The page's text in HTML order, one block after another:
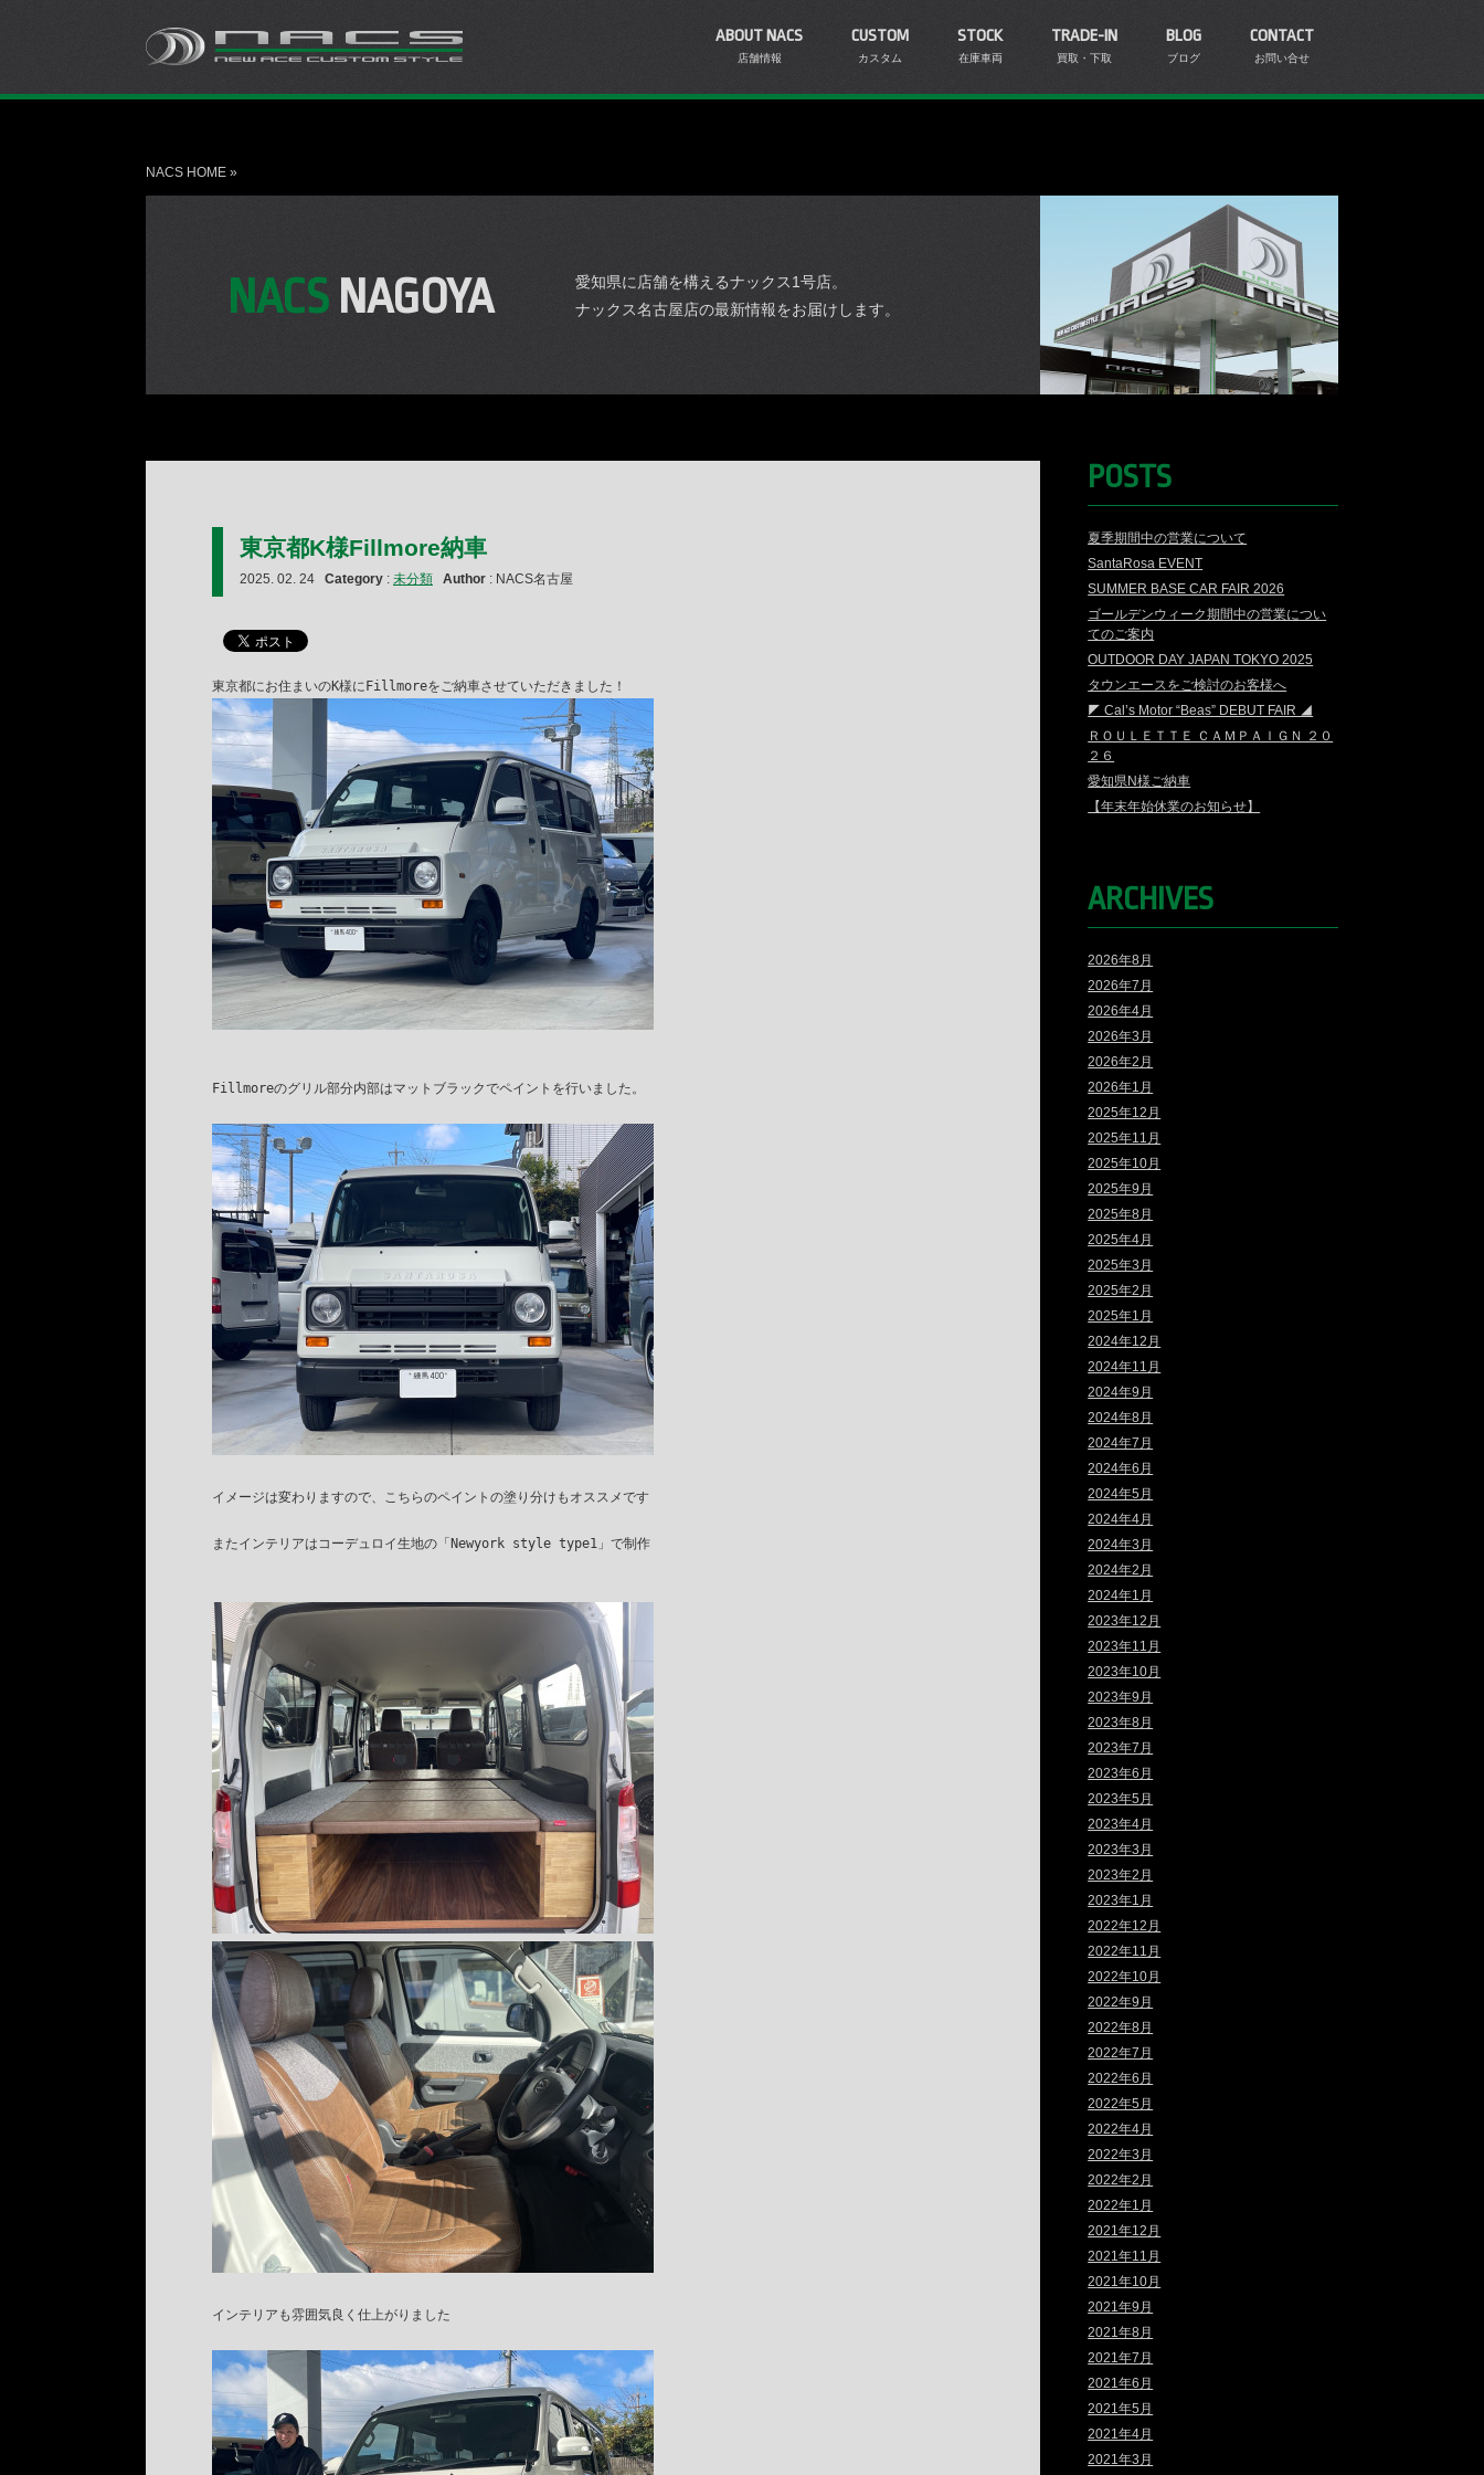
ABOUT NACS
店舗情報
CUSTOM
カスタム
STOCK
在庫車両
TRADE-IN
買取・下取
BLOG
ブログ
CONTACT
お問い合せ
NACS HOME »
NACSNAGOYA
愛知県に店舗を構えるナックス1号店。
ナックス名古屋店の最新情報をお届けします。
東京都K様Fillmore納車
2025. 02. 24 Category : 未分類 Author : NACS名古屋
東京都にお住まいのK様にFillmoreをご納車させていただきました！
Fillmoreのグリル部分内部はマットブラックでペイントを行いました。
イメージは変わりますので、こちらのペイントの塗り分けもオススメです
またインテリアはコーデュロイ生地の「Newyork style type1」で制作
インテリアも雰囲気良く仕上がりました
POSTS
夏季期間中の営業について
SantaRosa EVENT
SUMMER BASE CAR FAIR 2026
ゴールデンウィーク期間中の営業につい
てのご案内
OUTDOOR DAY JAPAN TOKYO 2025
タウンエースをご検討のお客様へ
◤ Cal’s Motor “Beas” DEBUT FAIR ◢
ＲＯＵＬＥＴＴＥ ＣＡＭＰＡＩＧＮ ２０
２６
愛知県N様ご納車
【年末年始休業のお知らせ】
ARCHIVES
2026年8月
2026年7月
2026年4月
2026年3月
2026年2月
2026年1月
2025年12月
2025年11月
2025年10月
2025年9月
2025年8月
2025年4月
2025年3月
2025年2月
2025年1月
2024年12月
2024年11月
2024年9月
2024年8月
2024年7月
2024年6月
2024年5月
2024年4月
2024年3月
2024年2月
2024年1月
2023年12月
2023年11月
2023年10月
2023年9月
2023年8月
2023年7月
2023年6月
2023年5月
2023年4月
2023年3月
2023年2月
2023年1月
2022年12月
2022年11月
2022年10月
2022年9月
2022年8月
2022年7月
2022年6月
2022年5月
2022年4月
2022年3月
2022年2月
2022年1月
2021年12月
2021年11月
2021年10月
2021年9月
2021年8月
2021年7月
2021年6月
2021年5月
2021年4月
2021年3月